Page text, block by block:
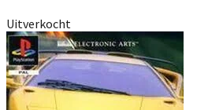
Uitverkocht